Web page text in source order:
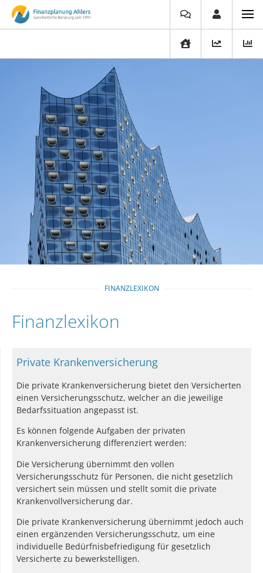
FINANZLEXIKON
Finanzlexikon
Private Krankenversicherung
Die private Krankenversicherung bietet den Versicherten
einen Versicherungsschutz, welcher an die jeweilige
Bedarfssituation angepasst ist.
Es können folgende Aufgaben der privaten
Krankenversicherung differenziert werden:
Die Versicherung übernimmt den vollen
Versicherungsschutz für Personen, die nicht gesetzlich
versichert sein müssen und stellt somit die private
Krankenvollversicherung dar.
Die private Krankenversicherung übernimmt jedoch auch
einen ergänzenden Versicherungsschutz, um eine
individuelle Bedürfnisbefriedigung für gesetzlich
Versicherte zu bewerkstelligen.